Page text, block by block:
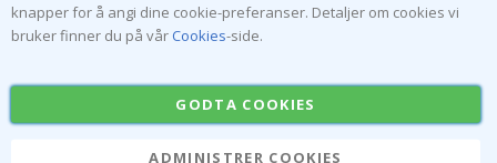
knapper for å angi dine cookie-preferanser. Detaljer om cookies vi
bruker finner du på vår Cookies-side.
GODTA COOKIES
ADMINISTRER COOKIES